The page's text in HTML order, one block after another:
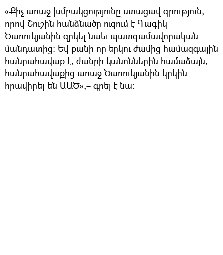
«Քիչ առաջ խմբակցությունը ստացավ գրություն,
որով Շուշին հանձնածը ուզում է Գագիկ
Ծառուկյանին զրկել նաեւ պատգամավորական
մանդատից։ Եվ քանի որ երկու ժամից համազգային
հանրահավաք է, ժանրի կանոններին համաձայն,
հանրահավաքից առաջ Ծառուկյանին կրկին
հրավիրել են ԱԱԾ»,– գրել է նա։